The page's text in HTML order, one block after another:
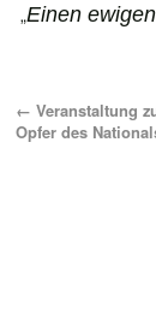
„Einen
← Veranstaltung
Opfer des